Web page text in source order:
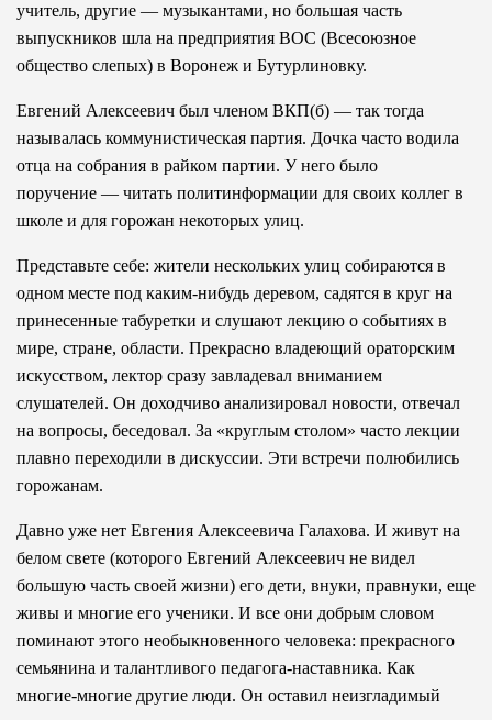
учитель, другие — музыкантами, но большая часть
выпускников шла на предприятия ВОС (Всесоюзное
общество слепых) в Воронеж и Бутурлиновку.
Евгений Алексеевич был членом ВКП(б) — так тогда
называлась коммунистическая партия. Дочка часто водила
отца на собрания в райком партии. У него было
поручение — читать политинформации для своих коллег в
школе и для горожан некоторых улиц.
Представьте себе: жители нескольких улиц собираются в
одном месте под каким-нибудь деревом, садятся в круг на
принесенные табуретки и слушают лекцию о событиях в
мире, стране, области. Прекрасно владеющий ораторским
искусством, лектор сразу завладевал вниманием
слушателей. Он доходчиво анализировал новости, отвечал
на вопросы, беседовал. За «круглым столом» часто лекции
плавно переходили в дискуссии. Эти встречи полюбились
горожанам.
Давно уже нет Евгения Алексеевича Галахова. И живут на
белом свете (которого Евгений Алексеевич не видел
большую часть своей жизни) его дети, внуки, правнуки, еще
живы и многие его ученики. И все они добрым словом
поминают этого необыкновенного человека: прекрасного
семьянина и талантливого педагога-наставника. Как
многие-многие другие люди. Он оставил неизгладимый